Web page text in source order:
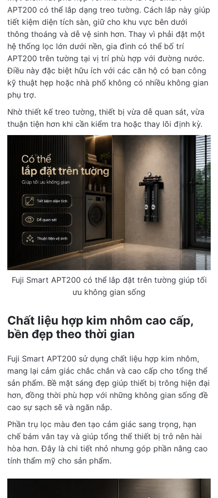
APT200 có thể lắp dạng treo tường. Cách lắp này giúp
tiết kiệm diện tích sàn, giữ cho khu vực bên dưới
thông thoáng và dễ vệ sinh hơn. Thay vì phải đặt một
hệ thống lọc lớn dưới nền, gia đình có thể bố trí
APT200 trên tường tại vị trí phù hợp với đường nước.
Điều này đặc biệt hữu ích với các căn hộ có ban công
kỹ thuật hẹp hoặc nhà phố không có nhiều không gian
phụ trợ.
Nhờ thiết kế treo tường, thiết bị vừa dễ quan sát, vừa
thuận tiện hơn khi cần kiểm tra hoặc thay lõi định kỳ.
Fuji Smart APT200 có thể lắp đặt trên tường giúp tối
ưu không gian sống
Chất liệu hợp kim nhôm cao cấp,
bền đẹp theo thời gian
Fuji Smart APT200 sử dụng chất liệu hợp kim nhôm,
mang lại cảm giác chắc chắn và cao cấp cho tổng thể
sản phẩm. Bề mặt sáng đẹp giúp thiết bị trông hiện đại
hơn, đồng thời phù hợp với những không gian sống đề
cao sự sạch sẽ và ngăn nắp.
Phần trụ lọc màu đen tạo cảm giác sang trọng, hạn
chế bám vân tay và giúp tổng thể thiết bị trở nên hài
hòa hơn. Đây là chi tiết nhỏ nhưng góp phần nâng cao
tính thẩm mỹ cho sản phẩm.